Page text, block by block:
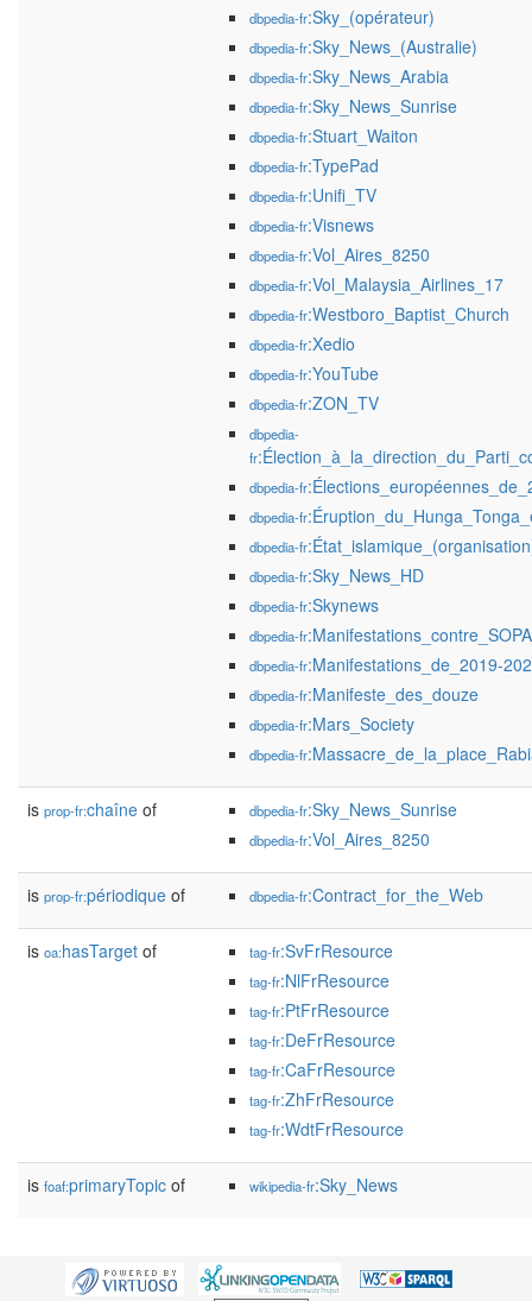
dbpedia-fr:Sky_(opérateur)
dbpedia-fr:Sky_News_(Australie)
dbpedia-fr:Sky_News_Arabia
dbpedia-fr:Sky_News_Sunrise
dbpedia-fr:Stuart_Waiton
dbpedia-fr:TypePad
dbpedia-fr:Unifi_TV
dbpedia-fr:Visnews
dbpedia-fr:Vol_Aires_8250
dbpedia-fr:Vol_Malaysia_Airlines_17
dbpedia-fr:Westboro_Baptist_Church
dbpedia-fr:Xedio
dbpedia-fr:YouTube
dbpedia-fr:ZON_TV
dbpedia-
fr
dbpedia-fr
dbpedia-fr
dbpedia-fr
dbpedia-fr:Sky_News_HD
dbpedia-fr:Skynews
dbpedia-fr
dbpedia-fr:Manifestations_de_2019-
dbpedia-fr:Manifeste_des_douze
dbpedia-fr:Mars_Society
dbpedia-fr
is prop-fr:chaîne of dbpedia-fr:Sky_News_Sunrise
dbpedia-fr:Vol_Aires_8250
is prop-fr:périodique of dbpedia-fr:Contract_for_the_Web
is oa:hasTarget of tag-fr:SvFrResource
tag-fr:NlFrResource
tag-fr:PtFrResource
tag-fr:DeFrResource
tag-fr:CaFrResource
tag-fr:ZhFrResource
tag-fr:WdtFrResource
is foaf:primaryTopic of wikipedia-fr:Sky_News